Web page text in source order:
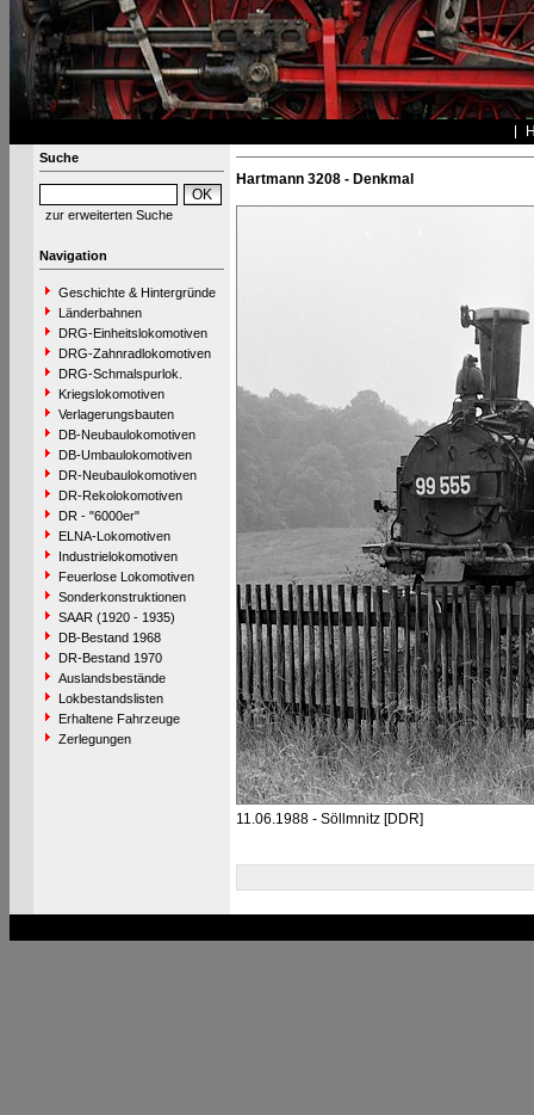
Suche
zur erweiterten Suche
Navigation
Geschichte & Hintergründe
Länderbahnen
DRG-Einheitslokomotiven
DRG-Zahnradlokomotiven
DRG-Schmalspurlok.
Kriegslokomotiven
Verlagerungsbauten
DB-Neubaulokomotiven
DB-Umbaulokomotiven
DR-Neubaulokomotiven
DR-Rekolokomotiven
DR - "6000er"
ELNA-Lokomotiven
Industrielokomotiven
Feuerlose Lokomotiven
Sonderkonstruktionen
SAAR (1920 - 1935)
DB-Bestand 1968
DR-Bestand 1970
Auslandsbestände
Lokbestandslisten
Erhaltene Fahrzeuge
Zerlegungen
Hartmann 3208 - Denkmal
11.06.1988 - Söllmnitz [DDR]